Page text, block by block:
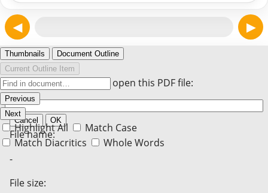
◀ ▶
Thumbnails
Document Outline
Current Outline Item
Previous
Next
Highlight All
Match Case
Match Diacritics
Whole Words
Enter the password to open this PDF file:
Cancel OK
File name:
-
File size: